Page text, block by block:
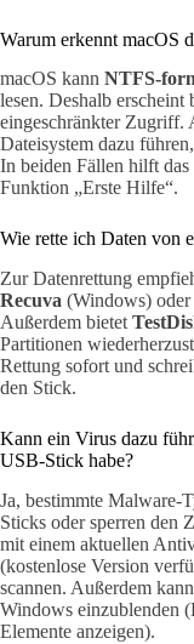
Warum erkennt macOS
macOS kann NTFS-
lesen. Deshalb
eingeschränkter Zugriff.
Dateisystem dazu
In beiden Fällen hilft
Funktion „Erste Hilfe“.
Wie rette ich Daten von
Zur Datenrettung
Recuva (Windows) oder
Außerdem bietet
Partitionen
Rettung sofort und
den Stick.
Kann ein Virus dazu
USB-Stick habe?
Ja, bestimmte Malware-
Sticks oder sperren den
mit einem aktuellen
(kostenlose Version
scannen. Außerdem
Windows
Elemente anzeigen).